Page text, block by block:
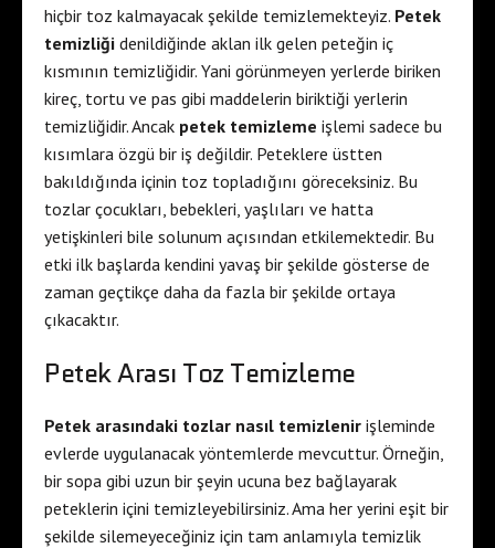
hiçbir toz kalmayacak şekilde temizlemekteyiz. Petek
temizliği denildiğinde aklan ilk gelen peteğin iç
kısmının temizliğidir. Yani görünmeyen yerlerde biriken
kireç, tortu ve pas gibi maddelerin biriktiği yerlerin
temizliğidir. Ancak petek temizleme işlemi sadece bu
kısımlara özgü bir iş değildir. Peteklere üstten
bakıldığında içinin toz topladığını göreceksiniz. Bu
tozlar çocukları, bebekleri, yaşlıları ve hatta
yetişkinleri bile solunum açısından etkilemektedir. Bu
etki ilk başlarda kendini yavaş bir şekilde gösterse de
zaman geçtikçe daha da fazla bir şekilde ortaya
çıkacaktır.
Petek Arası Toz Temizleme
Petek arasındaki tozlar nasıl temizlenir işleminde
evlerde uygulanacak yöntemlerde mevcuttur. Örneğin,
bir sopa gibi uzun bir şeyin ucuna bez bağlayarak
peteklerin içini temizleyebilirsiniz. Ama her yerini eşit bir
şekilde silemeyeceğiniz için tam anlamıyla temizlik